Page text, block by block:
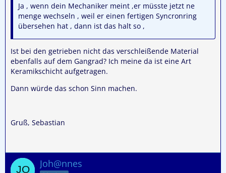
Ja , wenn dein Mechaniker meint ,er müsste jetzt ne
menge wechseln , weil er einen fertigen Syncronring
übersehen hat , dann ist das halt so ,
Ist bei den getrieben nicht das verschleißende Material
ebenfalls auf dem Gangrad? Ich meine da ist eine Art
Keramikschicht aufgetragen.
Dann würde das schon Sinn machen.
Gruß, Sebastian
Joh@nnes